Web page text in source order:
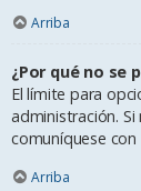
Arriba
¿Por qué no se
El límite para
administración.
comuníquese
Arriba